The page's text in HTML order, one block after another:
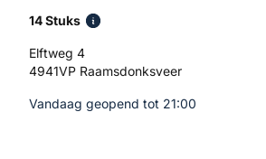
14 Stuks
Elftweg 4
4941VP Raamsdonksveer
Vandaag geopend tot 21:00